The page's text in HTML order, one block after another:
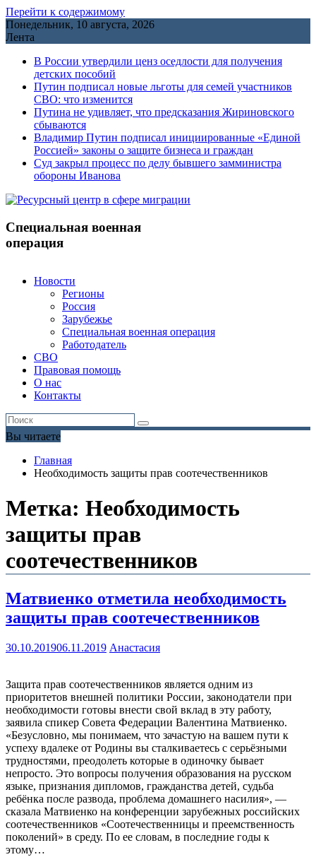
Перейти к содержимому
Понедельник, 10 августа, 2026
Лента
В России утвердили ценз оседлости для получения
детских пособий
Путин подписал новые льготы для семей участников
СВО: что изменится
Путина не удивляет, что предсказания Жириновского
сбываются
Владимир Путин подписал инициированные «Единой
Россией» законы о защите бизнеса и граждан
Cуд закрыл процесс по делу бывшего замминистра
обороны Иванова
Специальная военная
операция
Новости
Регионы
Россия
Зарубежье
Специальная военная операция
Работодатель
СВО
Правовая помощь
О нас
Контакты
Вы читаете
Главная
Необходимость защиты прав соотечественников
Метка: Необходимость
защиты прав
соотечественников
Матвиенко отметила необходимость
защиты прав соотечественников
30.10.201906.11.2019 Анастасия
Защита прав соотечественников является одним из
приоритетов внешней политики России, законодатели при
необходимости готовы внести свой вклад в эту работу,
заявила спикер Совета Федерации Валентина Матвиенко.
«Безусловно, мы понимаем, что зачастую на вашем пути к
успеху вдалеке от Родины вы сталкиваетесь с серьёзными
трудностями, преодолеть которые в одиночку бывает
непросто. Это вопросы получения образования на русском
языке, признания дипломов, гражданства детей, судьба
ребёнка после развода, проблема домашнего насилия», —
сказала Матвиенко на конференции зарубежных российских
соотечественников «Соотечественницы и преемственность
поколений» в среду. По ее словам, в последние годы к
этому…